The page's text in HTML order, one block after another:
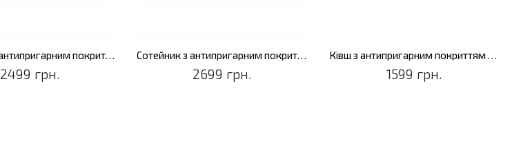
Сотейник з антипригарним покриттям LEO SHADOW, з 2-ма ручками, діам. 26 см, 2,9 л
2499 грн.
Сотейник з антипригарним покриттям LEO SHADOW, діам. 26 см, 2,9 л
2699 грн.
Ківш з антипригарним покриттям LEO SHADOW, діам. 18 см, 2 л
1599 грн.